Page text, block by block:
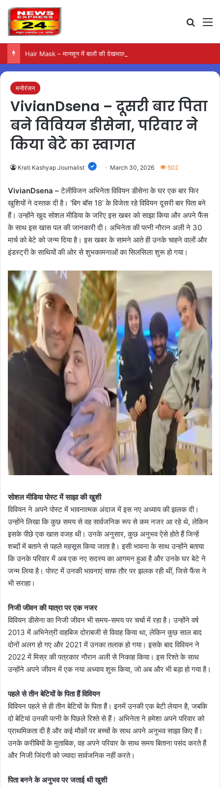
Hair Mask – मानसून में बालों की देखभाल के लिए आजमाएं अंडे का मास्क
मनोरंजन
VivianDsena – दूसरी बार पिता
बने विवियन डीसेना, परिवार ने
किया बेटे का स्वागत
Krati Kashyap Journalist March 30, 2026 502
VivianDsena –टेलीविजन अभिनेता विवियन डीसेना के घर एक बार फिर
खुशियों ने दस्तक दी है। ‘बिग बॉस 18’ के विजेता रहे विवियन दूसरी बार पिता बने
हैं। उन्होंने खुद सोशल मीडिया के जरिए इस खबर को साझा किया और अपने फैंस
के साथ इस खास पल की जानकारी दी। अभिनेता की पत्नी नौरान अली ने 30
मार्च को बेटे को जन्म दिया है। इस खबर के सामने आते ही उनके चाहने वालों और
इंडस्ट्री के साथियों की ओर से शुभकामनाओं का सिलसिला शुरू हो गया।
सोशल मीडिया पोस्ट में साझा की खुशी
विवियन ने अपने पोस्ट में भावनात्मक अंदाज में इस नए अध्याय की झलक दी।
उन्होंने लिखा कि कुछ समय से वह सार्वजनिक रूप से कम नजर आ रहे थे, लेकिन
इसके पीछे एक खास वजह थी। उनके अनुसार, कुछ अनुभव ऐसे होते हैं जिन्हें
शब्दों में बताने से पहले महसूस किया जाता है। इसी भावना के साथ उन्होंने बताया
कि उनके परिवार में अब एक नए सदस्य का आगमन हुआ है और उनके घर बेटे ने
जन्म लिया है। पोस्ट में उनकी भावनाएं साफ तौर पर झलक रही थीं, जिसे फैंस ने
भी सराहा।
निजी जीवन की यात्रा पर एक नजर
विवियन डीसेना का निजी जीवन भी समय-समय पर चर्चा में रहा है। उन्होंने वर्ष
2013 में अभिनेत्री वाहबिज दोराबजी से विवाह किया था, लेकिन कुछ साल बाद
दोनों अलग हो गए और 2021 में उनका तलाक हो गया। इसके बाद विवियन ने
2022 में मिस्र की पत्रकार नौरान अली से निकाह किया। इस रिश्ते के साथ
उन्होंने अपने जीवन में एक नया अध्याय शुरू किया, जो अब और भी बड़ा हो गया है।
पहले से तीन बेटियों के पिता हैं विवियन
विवियन पहले से ही तीन बेटियों के पिता हैं। इनमें उनकी एक बेटी लेयान है, जबकि
दो बेटियां उनकी पत्नी के पिछले रिश्ते से हैं। अभिनेता ने हमेशा अपने परिवार को
प्राथमिकता दी है और कई मौकों पर बच्चों के साथ अपने अनुभव साझा किए हैं।
उनके करीबियों के मुताबिक, वह अपने परिवार के साथ समय बिताना पसंद करते हैं
और निजी जिंदगी को ज्यादा सार्वजनिक नहीं करते।
पिता बनने के अनुभव पर जताई थी खुशी